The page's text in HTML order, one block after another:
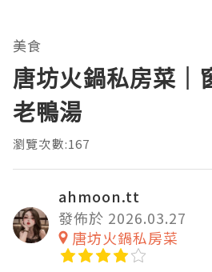
美食
唐坊火鍋私房菜｜
老鴨湯
瀏覽次數:167
ahmoon.tt
發佈於 2026.03.27
唐坊火鍋私房菜